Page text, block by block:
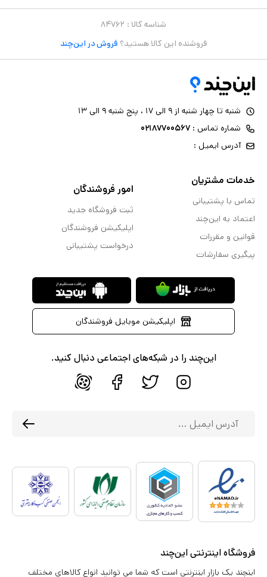
شناسه کالا : ۸۴۷۶۲
فروشنده این کالا هستید؟ فروش در این‌چند
شنبه تا چهار شنبه از ۹ الی ۱۷ ، پنج شنبه ۹ الی ۱۳
شماره تماس : ۰۲۱۸۷۷۰۰۵۶۷
آدرس ایمیل :
خدمات مشتریان
تماس با پشتیبانی
اعتماد به این‌چند
قوانین و مقررات
پیگیری سفارشات
امور فروشندگان
ثبت فروشگاه جدید
اپلیکیشن فروشندگان
درخواست پشتیبانی
اپلیکیشن موبایل فروشندگان
این‌چند را در شبکه‌های اجتماعی دنبال کنید.
فروشگاه اینترنتی این‌چند
اینچند یک بازار اینترنتی است که شما می توانید انواع کالاهای مختلف